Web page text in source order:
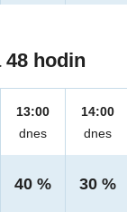
hodin
13:00
dnes
40 %
14:00
dnes
30 %